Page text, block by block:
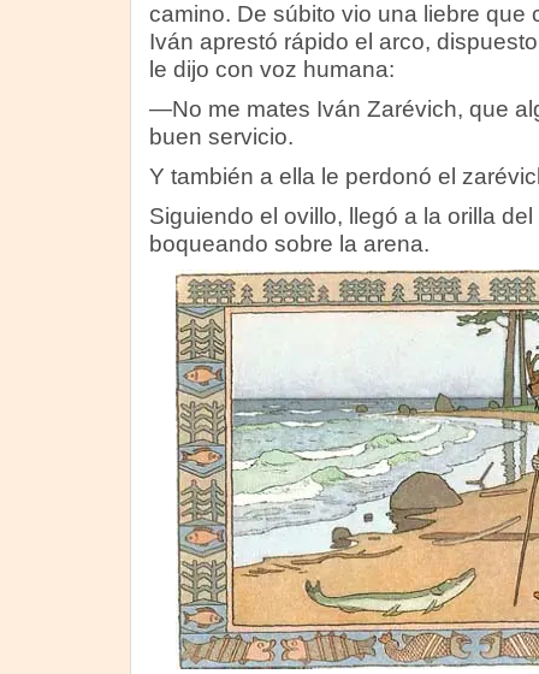
camino. De súbito vio una liebre que
Iván aprestó rápido el arco,
le dijo con voz humana:
—No me mates Iván Zarévich, que
buen servicio.
Y también a ella le perdonó el
Siguiendo el ovillo, llegó a la orilla
boqueando sobre la arena.